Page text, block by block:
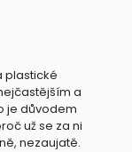
plastické
a
je důvodem
už se za ni
nezaujatě.